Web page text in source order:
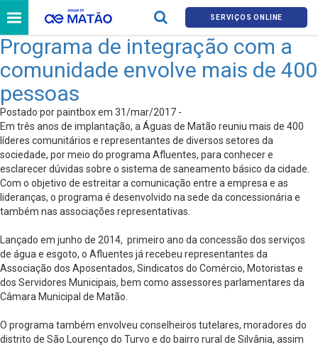
SERVIÇOS ONLINE
Programa de integração com a
comunidade envolve mais de 400
pessoas
Postado por paintbox em 31/mar/2017 -
Em três anos de implantação, a Águas de Matão reuniu mais de 400
líderes comunitários e representantes de diversos setores da
sociedade, por meio do programa Afluentes, para conhecer e
esclarecer dúvidas sobre o sistema de saneamento básico da cidade.
Com o objetivo de estreitar a comunicação entre a empresa e as
lideranças, o programa é desenvolvido na sede da concessionária e
também nas associações representativas.
Lançado em junho de 2014, primeiro ano da concessão dos serviços
de água e esgoto, o Afluentes já recebeu representantes da
Associação dos Aposentados, Sindicatos do Comércio, Motoristas e
dos Servidores Municipais, bem como assessores parlamentares da
Câmara Municipal de Matão.
O programa também envolveu conselheiros tutelares, moradores do
distrito de São Lourenço do Turvo e do bairro rural de Silvânia, assim